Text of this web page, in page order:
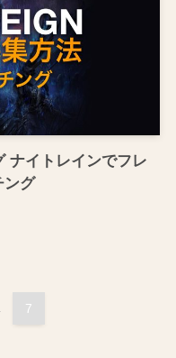
ナイトレインでフレ
ング
7